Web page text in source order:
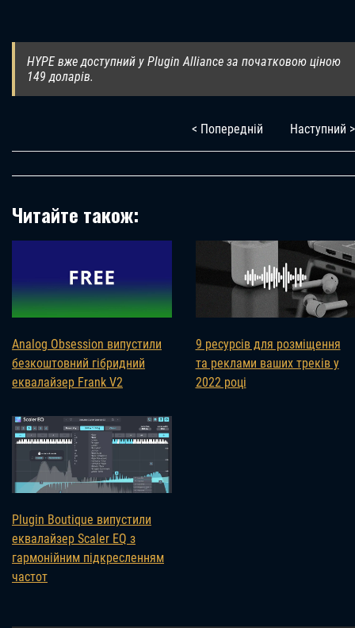
HYPE вже доступний у Plugin Alliance за початковою ціною
149 доларів.
< Попередній Наступний >
Читайте також:
Analog Obsession випустили
безкоштовний гібридний
еквалайзер Frank V2
9 ресурсів для розміщення
та реклами ваших треків у
2022 році
Plugin Boutique випустили
еквалайзер Scaler EQ з
гармонійним підкресленням
частот